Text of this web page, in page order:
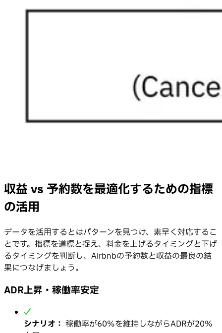
収益 vs 予約数を最適化するための指標
の活用
データを活用するとはパターンを見つけ、素早く対応するこ
とです。指標を道標と捉え、料金を上げるタイミングと下げ
るタイミングを判断し、Airbnbの予約数と収益の最良の結
果につなげましょう。
ADR上昇・稼働率安定
シナリオ： 稼働率が60%を維持しながらADRが20%